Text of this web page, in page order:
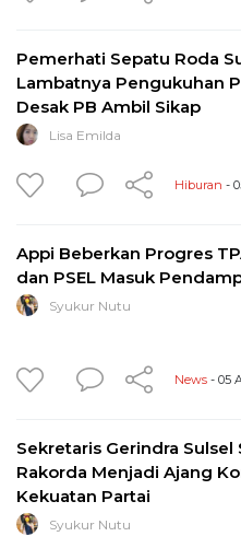
Pemerhati Sepatu Roda
Lambatnya Pengukuhan
Desak PB Ambil Sikap
Lisa Emilda
Hiburan -
Appi Beberkan Progres
dan PSEL Masuk
Syukur Nutu
News - 05
Sekretaris Gerindra Sulsel
Rakorda Menjadi Ajang
Kekuatan Partai
Syukur Nutu